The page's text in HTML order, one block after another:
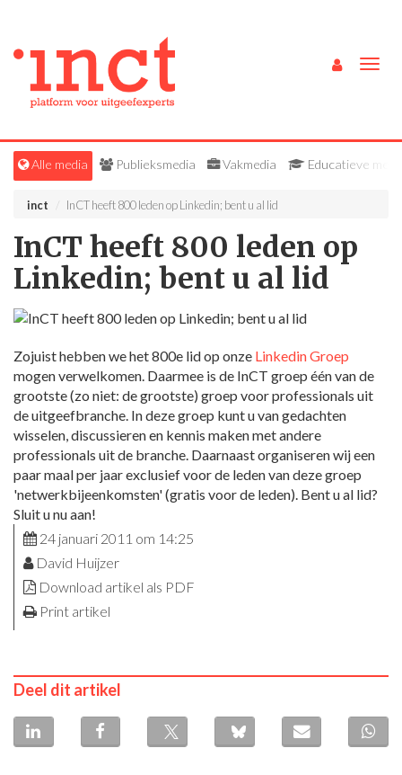
Alle media Publieksmedia Vakmedia Educatieve
inct InCT heeft 800 leden op Linkedin; bent u al lid
InCT heeft 800 leden op
Linkedin; bent u al lid
Zojuist hebben we het 800e lid op onze Linkedin Groep
mogen verwelkomen. Daarmee is de InCT groep één van de
grootste (zo niet: de grootste) groep voor professionals uit
de uitgeefbranche. In deze groep kunt u van gedachten
wisselen, discussieren en kennis maken met andere
professionals uit de branche. Daarnaast organiseren wij een
paar maal per jaar exclusief voor de leden van deze groep
'netwerkbijeenkomsten' (gratis voor de leden). Bent u al lid?
Sluit u nu aan!
24 januari 2011 om 14:25
David Huijzer
Download artikel als PDF
Print artikel
Deel dit artikel